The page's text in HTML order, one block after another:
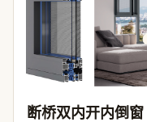
断桥双内开内倒窗